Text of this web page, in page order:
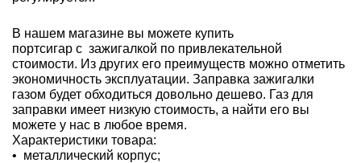
В нашем магазине вы можете купить
портсигар с зажигалкой по привлекательной
стоимости. Из других его преимуществ можно отметить
экономичность эксплуатации. Заправка зажигалки
газом будет обходиться довольно дешево. Газ для
заправки имеет низкую стоимость, а найти его вы
можете у нас в любое время.
Характеристики товара:
• металлический корпус;